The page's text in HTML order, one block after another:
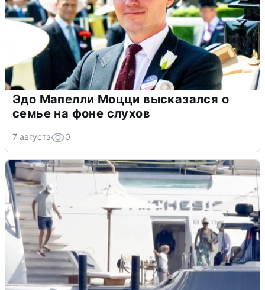
Эдо Мапелли Моцци высказался о
семье на фоне слухов
7 августа 0